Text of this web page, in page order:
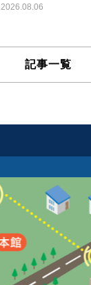
2026.08.06
記事一覧